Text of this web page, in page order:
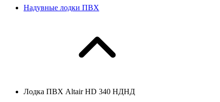
Надувные лодки ПВХ
Лодка ПВХ Altair HD 340 НДНД